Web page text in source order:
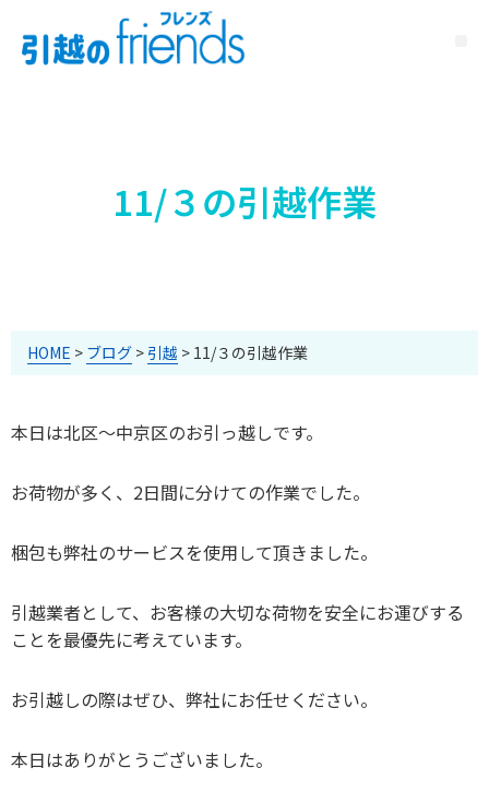
11/３の引越作業
HOME > ブログ > 引越 > 11/３の引越作業
本日は北区～中京区のお引っ越しです。
お荷物が多く、2日間に分けての作業でした。
梱包も弊社のサービスを使用して頂きました。
引越業者として、お客様の大切な荷物を安全にお運びする
ことを最優先に考えています。
お引越しの際はぜひ、弊社にお任せください。
本日はありがとうございました。